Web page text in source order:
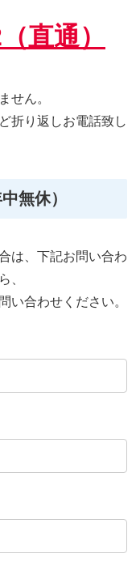
直通）
せん。
折り返しお電話致し
無休）
は、下記お問い合わ
、
い合わせください。